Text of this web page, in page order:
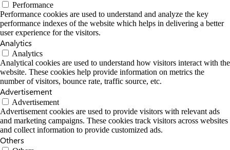
Performance
Performance cookies are used to understand and analyze the key
performance indexes of the website which helps in delivering a better
user experience for the visitors.
Analytics
Analytics
Analytical cookies are used to understand how visitors interact with the
website. These cookies help provide information on metrics the
number of visitors, bounce rate, traffic source, etc.
Advertisement
Advertisement
Advertisement cookies are used to provide visitors with relevant ads
and marketing campaigns. These cookies track visitors across websites
and collect information to provide customized ads.
Others